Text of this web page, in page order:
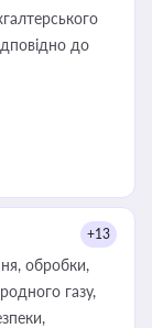
до
+13
обробки,
газу,